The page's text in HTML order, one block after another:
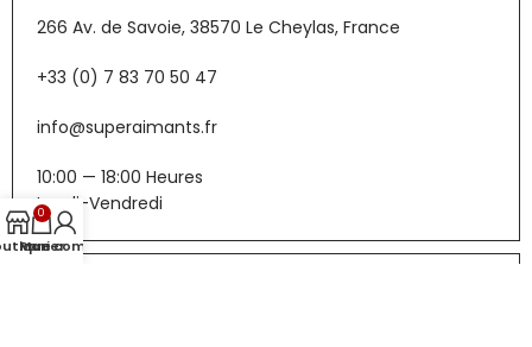
266 Av. de Savoie, 38570 Le Cheylas, France
+33 (0) 7 83 70 50 47
info@superaimants.fr
10:00 — 18:00 Heures
Lundi-Vendredi
0
Panier
Mon compte